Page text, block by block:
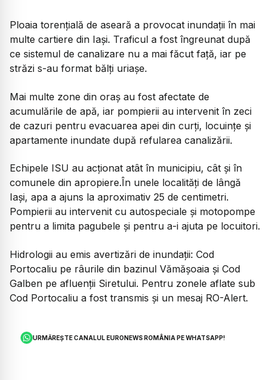
Ploaia torențială de aseară a provocat inundații în mai
multe cartiere din Iași. Traficul a fost îngreunat după
ce sistemul de canalizare nu a mai făcut față, iar pe
străzi s-au format bălți uriașe.
Mai multe zone din oraș au fost afectate de
acumulările de apă, iar pompierii au intervenit în zeci
de cazuri pentru evacuarea apei din curți, locuințe și
apartamente inundate după refularea canalizării.
Echipele ISU au acționat atât în municipiu, cât și în
comunele din apropiere.În unele localități de lângă
Iași, apa a ajuns la aproximativ 25 de centimetri.
Pompierii au intervenit cu autospeciale și motopompe
pentru a limita pagubele și pentru a-i ajuta pe locuitori.
Hidrologii au emis avertizări de inundații: Cod
Portocaliu pe râurile din bazinul Vămășoaia și Cod
Galben pe afluenții Siretului. Pentru zonele aflate sub
Cod Portocaliu a fost transmis și un mesaj RO-Alert.
URMĂREȘTE CANALUL EURONEWS ROMÂNIA PE WHATSAPP!